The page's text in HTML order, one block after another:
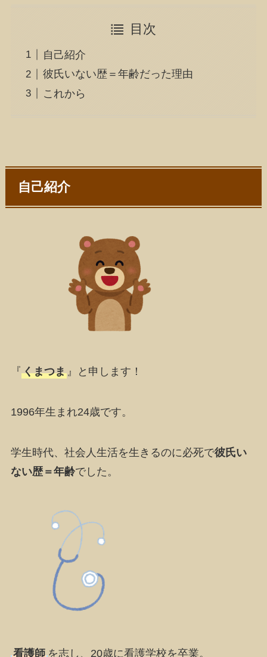
目次
自己紹介
彼氏いない歴＝年齢だった理由
これから
自己紹介
『くまつま』と申します！
1996年生まれ24歳です。
学生時代、社会人生活を生きるのに必死で彼氏い
ない歴＝年齢でした。
看護師 を志し、20歳に看護学校を卒業。